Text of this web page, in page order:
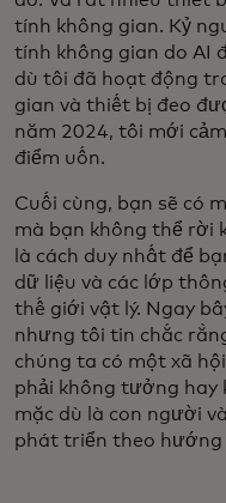
tính không gian. Kỷ
tính không gian do AI
dù tôi đã hoạt động
gian và thiết bị đeo
năm 2024, tôi mới
điểm uốn.
Cuối cùng, bạn sẽ có
mà bạn không thể rời
là cách duy nhất để
dữ liệu và các lớp
thế giới vật lý. Ngay
nhưng tôi tin chắc
chúng ta có một xã
phải không tưởng hay
mặc dù là con người
phát triển theo